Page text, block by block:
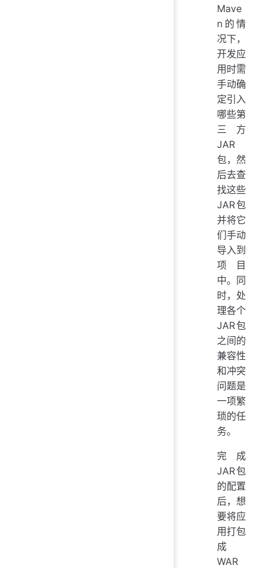
Mave
n的情
况下，
开发应
用时需
手动确
定引入
哪些第
三方
JAR
包，然
后去查
找这些
JAR包
并将它
们手动
导入到
项目
中。同
时，处
理各个
JAR包
之间的
兼容性
和冲突
问题是
一项繁
琐的任
务。
完成
JAR包
的配置
后，想
要将应
用打包
成
WAR